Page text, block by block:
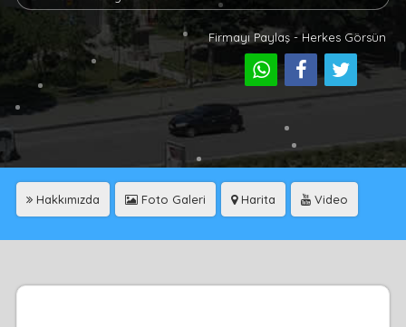
Firmayı Paylaş - Herkes Görsün
Hakkımızda Foto Galeri Harita Video